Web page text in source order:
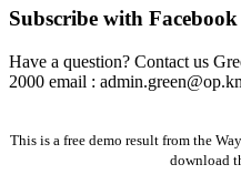
Subscribe with Facebook
Have a question? Contact us
2000 email :
This is a free demo result from the
download